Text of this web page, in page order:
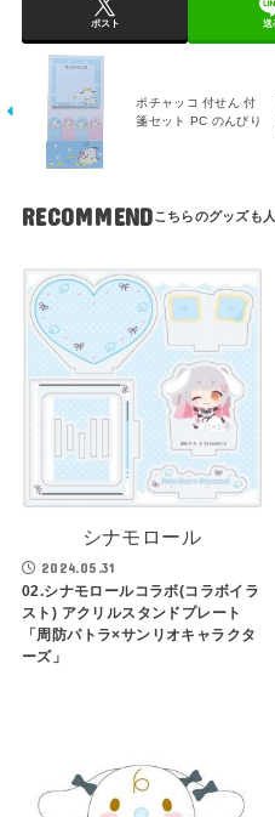
ポスト 送
ポチャッコ 付せん 付
箋セット PC のんびり
RECOMMEND
シナモロール
2024.05.31
02.シナモロールコラボ(コラボイラ
スト) アクリルスタンドプレート
「周防パトラ×サンリオキャラクタ
ーズ」